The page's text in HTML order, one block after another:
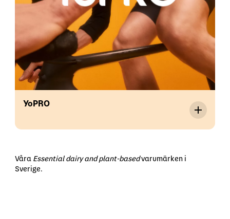
YoPRO
Våra Essential dairy and plant-basedvarumärken i
Sverige.